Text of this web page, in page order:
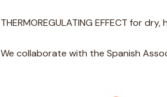
THERMOREGULATING EFFECT for
We collaborate with the Spanish